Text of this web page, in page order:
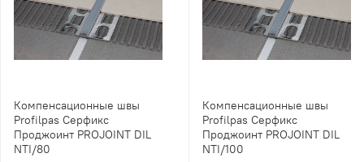
Компенсационные швы
Profilpas Серфикс
Проджоинт PROJOINT DIL
NTI/80
Компенсационные швы
Profilpas Серфикс
Проджоинт PROJOINT DIL
NTI/100